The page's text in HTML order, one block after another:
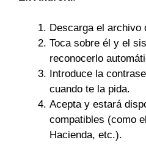
Descarga el archivo
Toca sobre él y el
reconocerlo
Introduce la
cuando te la pida.
Acepta y estará
compatibles (como
Hacienda, etc.).